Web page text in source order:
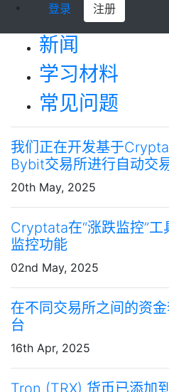
登录
注册
新闻
学习材料
常见问题
我们正在开发基于
Bybit交易所进行自动交
20th May, 2025
Cryptata在“涨跌监控”
监控功能
02nd May, 2025
在不同交易所之间的资
台
16th Apr, 2025
Tron (TRX) 货币已添加